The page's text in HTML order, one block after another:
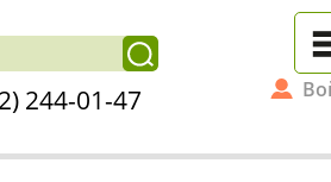
244-01-47